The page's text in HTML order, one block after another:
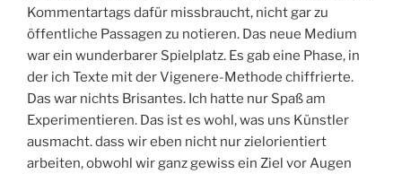
Kommentartags dafür missbraucht, nicht gar zu
öffentliche Passagen zu notieren. Das neue Medium
war ein wunderbarer Spielplatz. Es gab eine Phase, in
der ich Texte mit der Vigenere-Methode chiffrierte.
Das war nichts Brisantes. Ich hatte nur Spaß am
Experimentieren. Das ist es wohl, was uns Künstler
ausmacht. dass wir eben nicht nur zielorientiert
arbeiten, obwohl wir ganz gewiss ein Ziel vor Augen